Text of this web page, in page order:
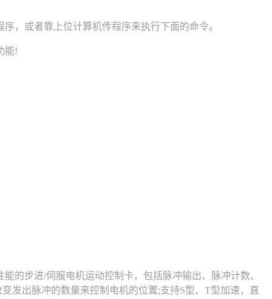
或者靠上位计算机传程序来执行下面的命令。
能!
步进/伺服电机运动控制卡，包括脉冲输出、脉冲计数、
发出脉冲的数量来控制电机的位置;支持S型、T型加速，直